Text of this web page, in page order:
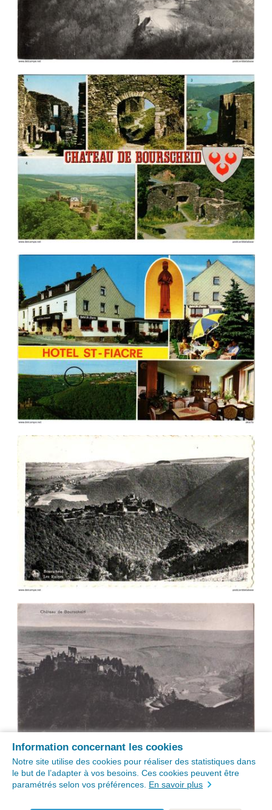
Information concernant les cookies
Notre site utilise des cookies pour réaliser des statistiques dans
le but de l’adapter à vos besoins. Ces cookies peuvent être
paramétrés selon vos préférences. En savoir plus